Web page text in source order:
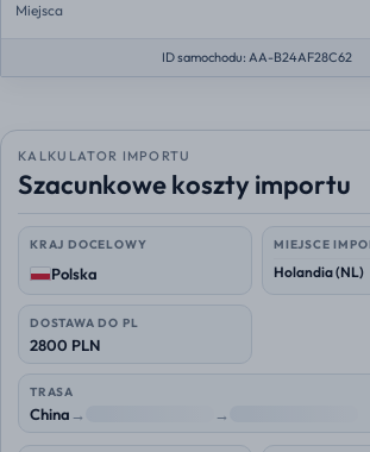
Miejsca
ID samochodu: AA-B24AF28C62
KALKULATOR IMPORTU
Szacunkowe koszty importu
KRAJ DOCELOWY
Polska
MIEJSCE
DOSTAWA DO PL
2800 PLN
TRASA
China→ →